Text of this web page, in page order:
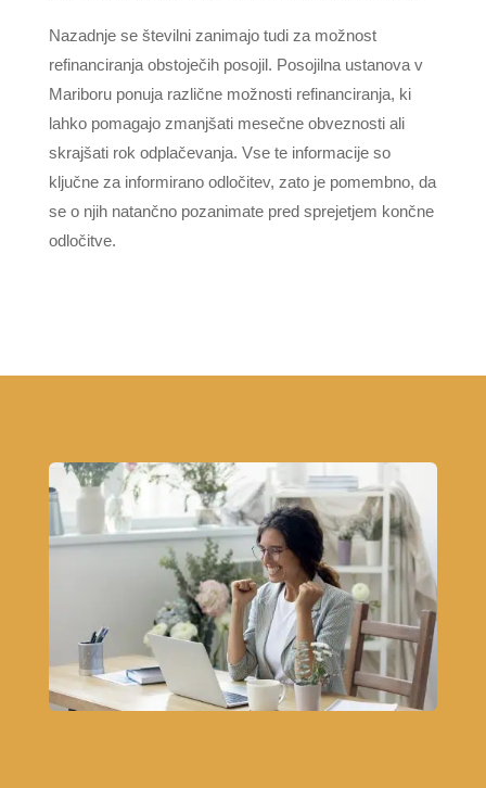
Nazadnje se številni zanimajo tudi za možnost
refinanciranja obstoječih posojil. Posojilna ustanova v
Mariboru ponuja različne možnosti refinanciranja, ki
lahko pomagajo zmanjšati mesečne obveznosti ali
skrajšati rok odplačevanja. Vse te informacije so
ključne za informirano odločitev, zato je pomembno, da
se o njih natančno pozanimate pred sprejetjem končne
odločitve.